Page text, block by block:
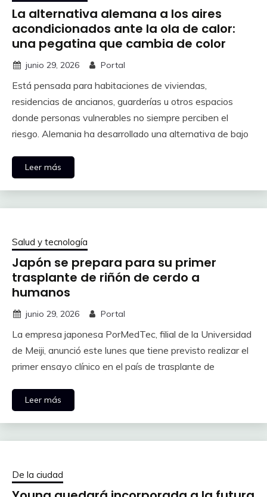
La alternativa alemana a los aires
acondicionados ante la ola de calor:
una pegatina que cambia de color
junio 29, 2026 Portal
Está pensada para habitaciones de viviendas,
residencias de ancianos, guarderías u otros espacios
donde personas vulnerables no siempre perciben el
riesgo. Alemania ha desarrollado una alternativa de bajo
Leer más
Salud y tecnología
Japón se prepara para su primer
trasplante de riñón de cerdo a
humanos
junio 29, 2026 Portal
La empresa japonesa PorMedTec, filial de la Universidad
de Meiji, anunció este lunes que tiene previsto realizar el
primer ensayo clínico en el país de trasplante de
Leer más
De la ciudad